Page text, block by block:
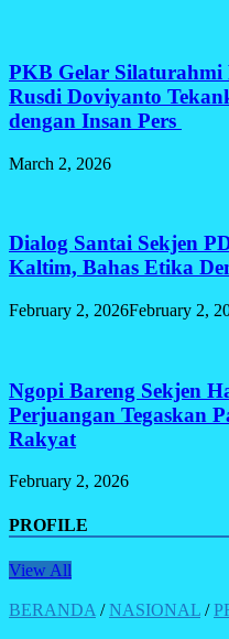
PKB Gelar
Rusdi Doviyanto
dengan Insan Pers
March 2, 2026
Dialog Santai Sekjen
Kaltim, Bahas Etika
February 2, 2026February 2,
Ngopi Bareng Sekjen
Perjuangan Tegaskan
Rakyat
February 2, 2026
PROFILE
View All
BERANDA /NASIONAL /